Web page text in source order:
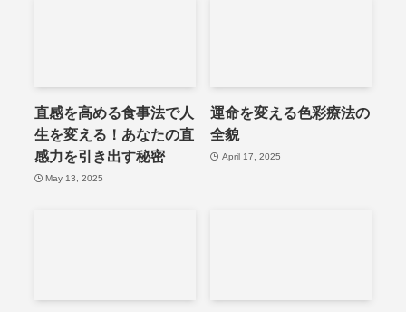
直感を高める食事法で人
生を変える！あなたの直
感力を引き出す秘密
May 13, 2025
運命を変える色彩療法の
全貌
April 17, 2025